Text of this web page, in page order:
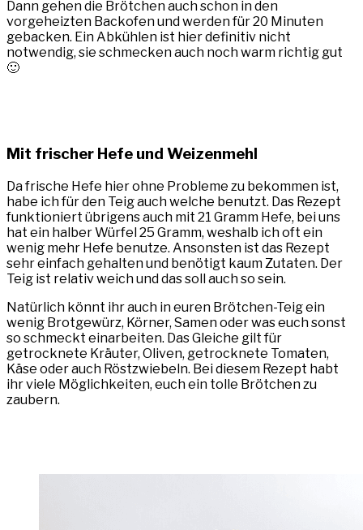
Dann gehen die Brötchen auch schon in den
vorgeheizten Backofen und werden für 20 Minuten
gebacken. Ein Abkühlen ist hier definitiv nicht
notwendig, sie schmecken auch noch warm richtig gut
🙂
Mit frischer Hefe und Weizenmehl
Da frische Hefe hier ohne Probleme zu bekommen ist,
habe ich für den Teig auch welche benutzt. Das Rezept
funktioniert übrigens auch mit 21 Gramm Hefe, bei uns
hat ein halber Würfel 25 Gramm, weshalb ich oft ein
wenig mehr Hefe benutze. Ansonsten ist das Rezept
sehr einfach gehalten und benötigt kaum Zutaten. Der
Teig ist relativ weich und das soll auch so sein.
Natürlich könnt ihr auch in euren Brötchen-Teig ein
wenig Brotgewürz, Körner, Samen oder was euch sonst
so schmeckt einarbeiten. Das Gleiche gilt für
getrocknete Kräuter, Oliven, getrocknete Tomaten,
Käse oder auch Röstzwiebeln. Bei diesem Rezept habt
ihr viele Möglichkeiten, euch ein tolle Brötchen zu
zaubern.